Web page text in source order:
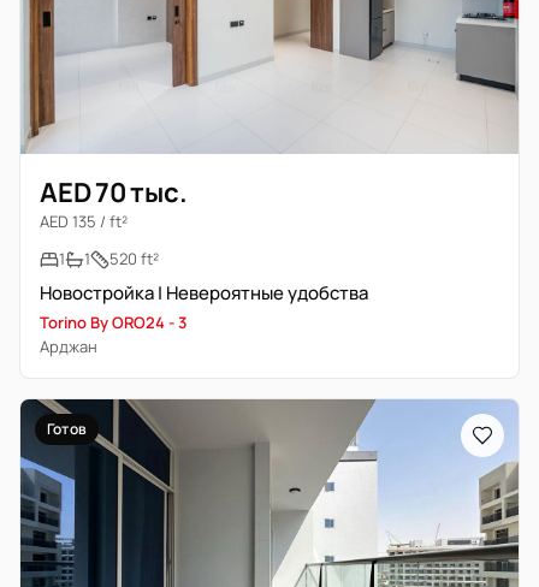
AED 70 тыс.
AED 135 / ft²
1
1 520 ft²
Новостройка | Невероятные удобства
Torino By ORO24 - 3
Арджан
Готов